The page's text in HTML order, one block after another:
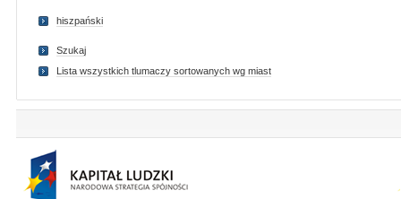
hiszpański
Szukaj
Lista wszystkich tlumaczy sortowanych wg miast